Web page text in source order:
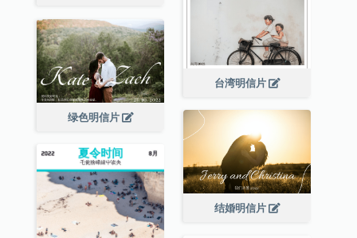
台湾明信片
绿色明信片
结婚明信片